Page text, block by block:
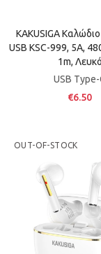
KAKUSIGA
USB KSC-999, 5A,
1m, Λευκό
USB Type-
€6.50
OUT-OF-STOCK